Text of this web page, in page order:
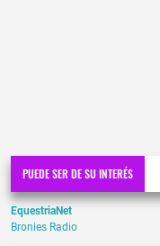
PUEDE SER DE SU INTERÉS
EquestriaNet
Bronies Radio